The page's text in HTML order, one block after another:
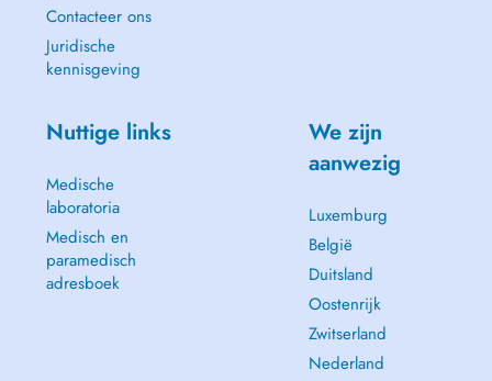
Contacteer ons
Juridische
kennisgeving
Nuttige links
Medische
laboratoria
Medisch en
paramedisch
adresboek
We zijn
aanwezig
Luxemburg
België
Duitsland
Oostenrijk
Zwitserland
Nederland